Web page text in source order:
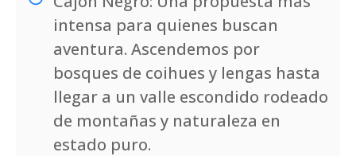
intensa para quienes buscan
aventura. Ascendemos por
bosques de coihues y lengas hasta
llegar a un valle escondido rodeado
de montañas y naturaleza en
estado puro.